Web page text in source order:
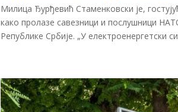
Милица Ђурђевић Стаменковски је,
како пролазе савезници и послушници
Републике Србије. „У електроенергетски